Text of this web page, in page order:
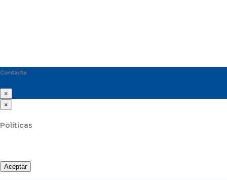
Contacta
×
×
Políticas
Aceptar